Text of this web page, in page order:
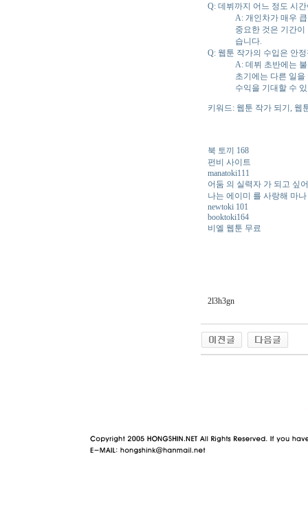
Q: 데뷔까지 어느 정도 시
A: 개인차가 매우
중요한 것은 기간
습니다.
Q: 웹툰 작가의 수입은 안
A: 데뷔 초반에는
초기에는 다른 일
수익을 기대할 수
키워드: 웹툰 작가 되기, 웹
북 토끼 168
펀비 사이트
manatoki111
어둠 의 실력자 가 되고 싶
나는 에이미 를 사랑해 마
newtoki 101
booktoki164
비엘 웹툰 무료
2l3h3gn